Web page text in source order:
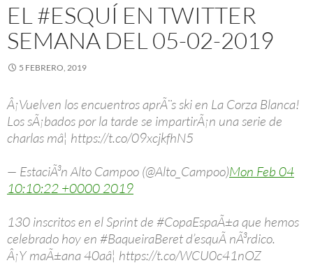
EL #ESQUÍ EN TWITTER
SEMANA DEL 05-02-2019
5 FEBRERO, 2019
Â¡Vuelven los encuentros aprÃ¨s ski en La Corza Blanca!
Los sÃ¡bados por la tarde se impartirÃ¡n una serie de
charlas mâ¦ https://t.co/09xcjkfhN5
— EstaciÃ³n Alto Campoo (@Alto_Campoo)Mon Feb 04
10:10:22 +0000 2019
130 inscritos en el Sprint de #CopaEspaÃ±a que hemos
celebrado hoy en #BaqueiraBeret d’esquÃ­ nÃ³rdico.
Â¡Y maÃ±ana 40aâ¦ https://t.co/WCU0c41nOZ